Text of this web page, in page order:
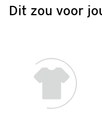
Dit zou voor